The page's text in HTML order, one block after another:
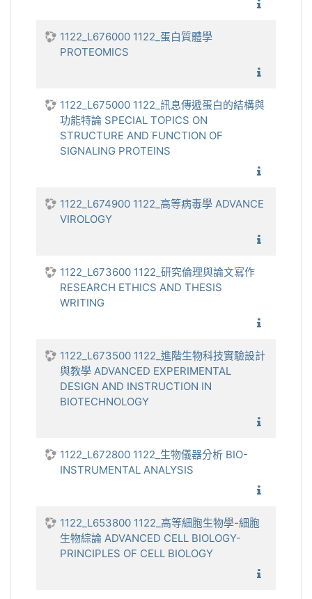
1122_L676000 1122_蛋白質體學
PROTEOMICS
1122_L675000 1122_訊息傳遞蛋白的結構與
功能特論 SPECIAL TOPICS ON
STRUCTURE AND FUNCTION OF
SIGNALING PROTEINS
1122_L674900 1122_高等病毒學 ADVANCE
VIROLOGY
1122_L673600 1122_研究倫理與論文寫作
RESEARCH ETHICS AND THESIS
WRITING
1122_L673500 1122_進階生物科技實驗設計
與教學 ADVANCED EXPERIMENTAL
DESIGN AND INSTRUCTION IN
BIOTECHNOLOGY
1122_L672800 1122_生物儀器分析 BIO-
INSTRUMENTAL ANALYSIS
1122_L653800 1122_高等細胞生物學-細胞
生物綜論 ADVANCED CELL BIOLOGY-
PRINCIPLES OF CELL BIOLOGY